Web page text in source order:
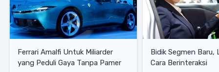
Ferrari Amalfi Untuk Miliarder
yang Peduli Gaya Tanpa Pamer
Bidik Segmen Baru,
Cara Berinteraksi